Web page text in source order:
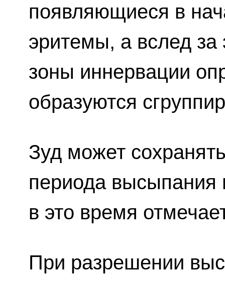
появляющиеся в
эритемы, а вслед за
зоны иннервации
образуются
Зуд может
периода высыпания
в это время
При разрешении